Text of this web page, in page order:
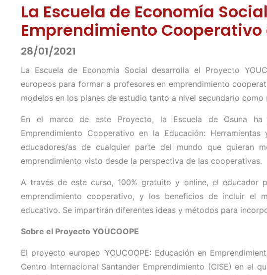
La Escuela de Economía
Emprendimiento Cooperativo
28/01/2021
La Escuela de Economía Social desarrolla el Proyecto
europeos para formar a profesores en emprendimiento
modelos en los planes de estudio tanto a nivel secundario como
En el marco de este Proyecto, la Escuela de Osuna ha
Emprendimiento Cooperativo en la Educación:
educadores/as de cualquier parte del mundo que quieran
emprendimiento visto desde la perspectiva de las cooperativas.
A través de este curso, 100% gratuito y online, el educador
emprendimiento cooperativo, y los beneficios de incluir el
educativo. Se impartirán diferentes ideas y métodos para
Sobre el Proyecto YOUCOOPE
El proyecto europeo ‘YOUCOOPE: Educación en
Centro Internacional Santander Emprendimiento (CISE) en el